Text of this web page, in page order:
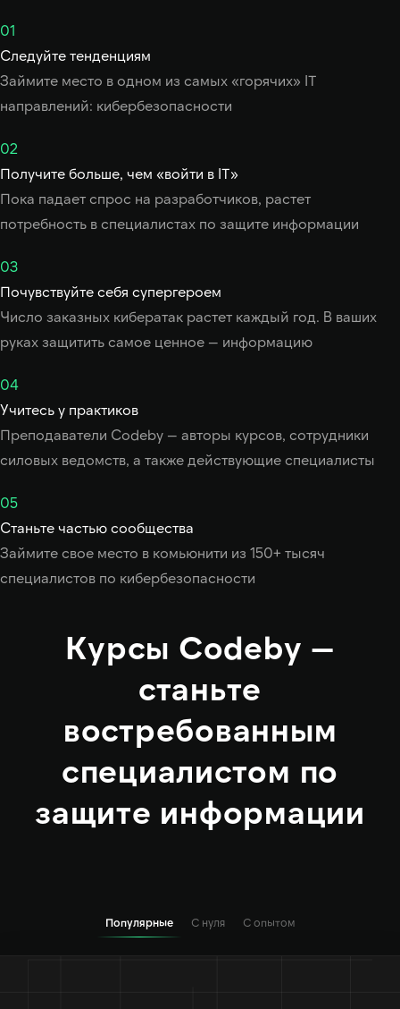
01
Следуйте тенденциям
Займите место в одном из самых «горячих» IT
направлений: кибербезопасности
02
Получите больше, чем «войти в IT»
Пока падает спрос на разработчиков, растет
потребность в специалистах по защите информации
03
Почувствуйте себя супергероем
Число заказных кибератак растет каждый год. В ваших
руках защитить самое ценное — информацию
04
Учитесь у практиков
Преподаватели Codeby — авторы курсов, сотрудники
силовых ведомств, а также действующие специалисты
05
Станьте частью сообщества
Займите свое место в комьюнити из 150+ тысяч
специалистов по кибербезопасности
Курсы Codeby —
станьте
востребованным
специалистом по
защите информации
Популярные С нуля С опытом